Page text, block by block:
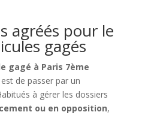
agréés pour le
gagés
gagé à Paris 7ème
est de passer par un
à gérer les dossiers
ou en opposition,